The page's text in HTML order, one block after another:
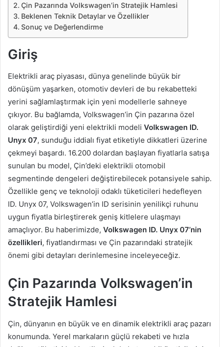
e
Çin Pazarında Volkswagen’in Stratejik Hamlesi
Beklenen Teknik Detaylar ve Özellikler
Sonuç ve Değerlendirme
Giriş
Elektrikli araç piyasası, dünya genelinde büyük bir
dönüşüm yaşarken, otomotiv devleri de bu rekabetteki
yerini sağlamlaştırmak için yeni modellerle sahneye
çıkıyor. Bu bağlamda, Volkswagen’in Çin pazarına özel
olarak geliştirdiği yeni elektrikli modeli Volkswagen ID.
Unyx 07, sunduğu iddialı fiyat etiketiyle dikkatleri üzerine
çekmeyi başardı. 16.200 dolardan başlayan fiyatlarla satışa
sunulan bu model, Çin’deki elektrikli otomobil
segmentinde dengeleri değiştirebilecek potansiyele sahip.
Özellikle genç ve teknoloji odaklı tüketicileri hedefleyen
ID. Unyx 07, Volkswagen’in ID serisinin yenilikçi ruhunu
uygun fiyatla birleştirerek geniş kitlelere ulaşmayı
amaçlıyor. Bu haberimizde, Volkswagen ID. Unyx 07’nin
özellikleri, fiyatlandırması ve Çin pazarındaki stratejik
önemi gibi detayları derinlemesine inceleyeceğiz.
Çin Pazarında Volkswagen’in
Stratejik Hamlesi
Çin, dünyanın en büyük ve en dinamik elektrikli araç pazarı
konumunda. Yerel markaların güçlü rekabeti ve hızla